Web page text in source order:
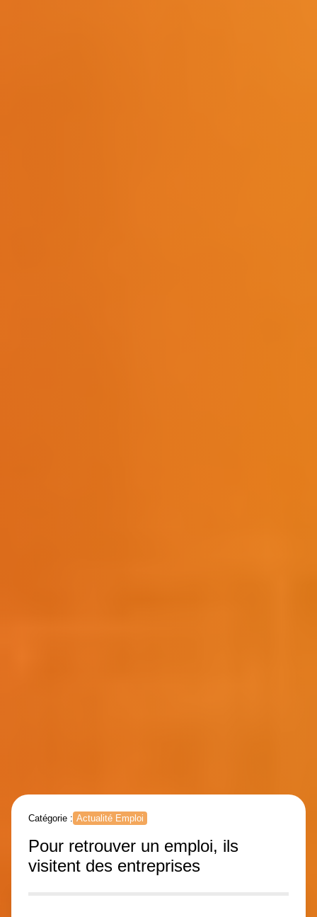
Catégorie : Actualité Emploi
Pour retrouver un emploi, ils
visitent des entreprises